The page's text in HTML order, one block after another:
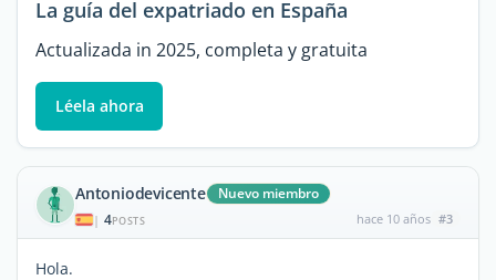
La guía del expatriado en España
Actualizada in 2025, completa y gratuita
Léela ahora
Antoniodevicente Nuevo miembro
| 4POSTS hace 10 años #3
Hola.